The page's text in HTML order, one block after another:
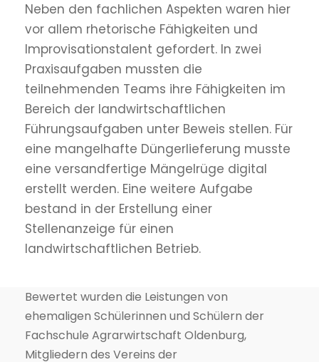
Neben den fachlichen Aspekten waren hier
vor allem rhetorische Fähigkeiten und
Improvisationstalent gefordert. In zwei
Praxisaufgaben mussten die
teilnehmenden Teams ihre Fähigkeiten im
Bereich der landwirtschaftlichen
Führungsaufgaben unter Beweis stellen. Für
eine mangelhafte Düngerlieferung musste
eine versandfertige Mängelrüge digital
erstellt werden. Eine weitere Aufgabe
bestand in der Erstellung einer
Stellenanzeige für einen
landwirtschaftlichen Betrieb.
Bewertet wurden die Leistungen von
ehemaligen Schülerinnen und Schülern der
Fachschule Agrarwirtschaft Oldenburg,
Mitgliedern des Vereins der